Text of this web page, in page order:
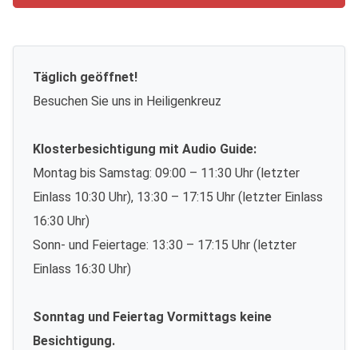
Täglich geöffnet!
Besuchen Sie uns in Heiligenkreuz
Klosterbesichtigung mit Audio Guide:
Montag bis Samstag: 09:00 – 11:30 Uhr (letzter
Einlass 10:30 Uhr), 13:30 – 17:15 Uhr (letzter Einlass
16:30 Uhr)
Sonn- und Feiertage: 13:30 – 17:15 Uhr (letzter
Einlass 16:30 Uhr)
Sonntag und Feiertag Vormittags keine
Besichtigung.